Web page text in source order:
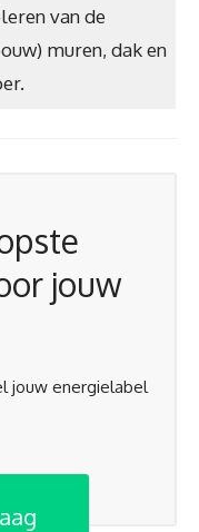
van de
muren, dak en
jouw
jouw energielabel